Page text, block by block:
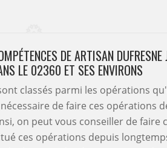
DE ARTISAN
LE 02360 ET SES ENVIRONS
classés parmi les opérations
de faire ces opérations
on peut vous conseiller de faire
ces opérations depuis